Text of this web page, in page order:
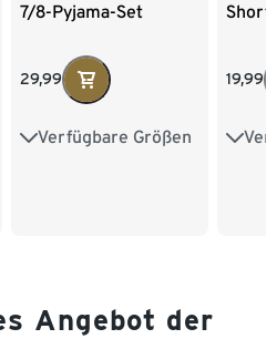
7/8-Pyjama-Set
29,99
Verfügbare Größen
S 36/38 M 40/42
19,99
34
Angebot der